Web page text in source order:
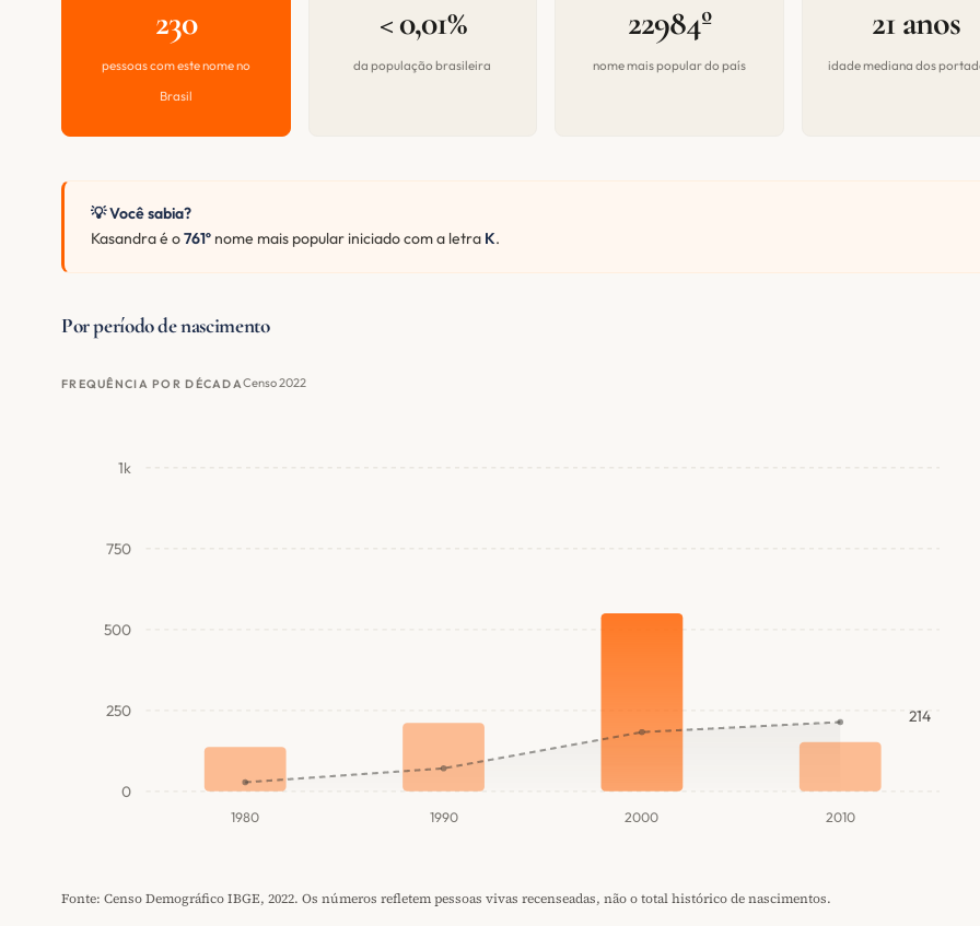
230
pessoas com este nome no
Brasil
< 0,01%
da população brasileira
22984º
nome mais popular do país
21 anos
idade mediana dos
💡 Você sabia?
Kasandra é o761º nome mais popular iniciado com a letra K.
Por período de nascimento
FREQUÊNCIA POR DÉCADACenso 2022
0
250
500
750
1k
1980 1990 2000 2010
214
Fonte: Censo Demográfico IBGE, 2022. Os números refletem pessoas vivas recenseadas, não o total histórico de nascimentos.